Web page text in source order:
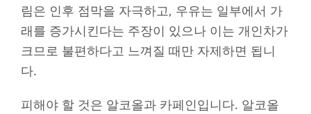
림은 인후 점막을 자극하고, 우유는 일부에서 가
래를 증가시킨다는 주장이 있으나 이는 개인차가
크므로 불편하다고 느껴질 때만 자제하면 됩니
다.
피해야 할 것은 알코올과 카페인입니다. 알코올